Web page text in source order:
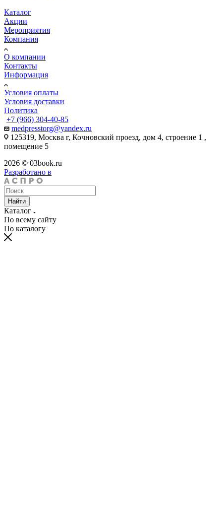
Каталог
Акции
Мероприятия
Компания
О компании
Контакты
Информация
Условия оплаты
Условия доставки
Политика
+7 (966) 304-40-85
medpresstorg@yandex.ru
125319, Москва г, Кочновский проезд, дом 4, строение 1 ,
помещение 5
2026 © 03book.ru
Разработано в
Найти
Каталог
По всему сайту
По каталогу